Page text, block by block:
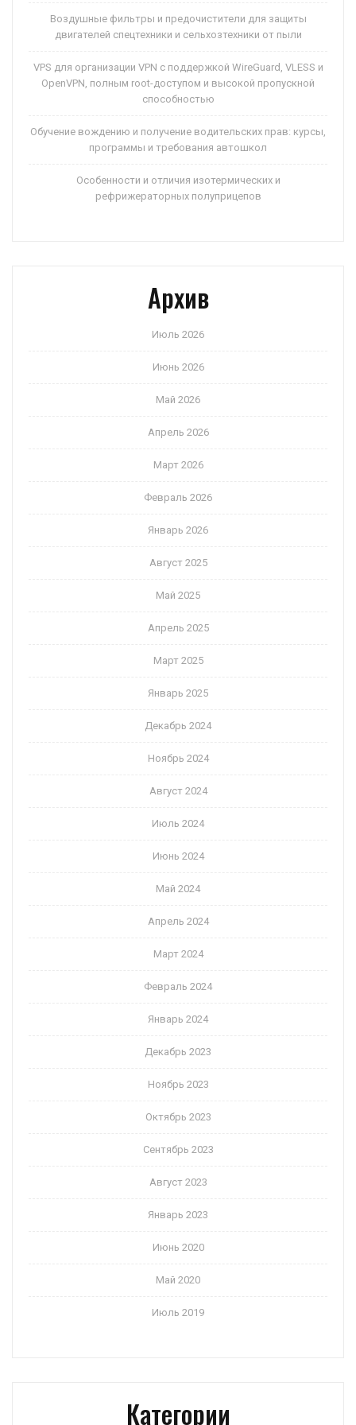
Воздушные фильтры и предочистители для защиты
двигателей спецтехники и сельхозтехники от пыли
VPS для организации VPN с поддержкой WireGuard, VLESS и
OpenVPN, полным root-доступом и высокой пропускной
способностью
Обучение вождению и получение водительских прав: курсы,
программы и требования автошкол
Особенности и отличия изотермических и
рефрижераторных полуприцепов
Архив
Июль 2026
Июнь 2026
Май 2026
Апрель 2026
Март 2026
Февраль 2026
Январь 2026
Август 2025
Май 2025
Апрель 2025
Март 2025
Январь 2025
Декабрь 2024
Ноябрь 2024
Август 2024
Июль 2024
Июнь 2024
Май 2024
Апрель 2024
Март 2024
Февраль 2024
Январь 2024
Декабрь 2023
Ноябрь 2023
Октябрь 2023
Сентябрь 2023
Август 2023
Январь 2023
Июнь 2020
Май 2020
Июль 2019
Категории